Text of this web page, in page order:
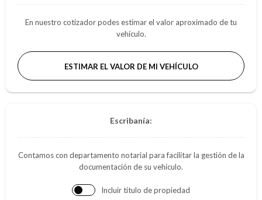
En nuestro cotizador podes estimar el valor aproximado de tu
vehículo.
ESTIMAR EL VALOR DE MI VEHÍCULO
Escribanía:
Contamos con departamento notarial para facilitar la gestión de la
documentación de su vehículo.
Incluir título de propiedad